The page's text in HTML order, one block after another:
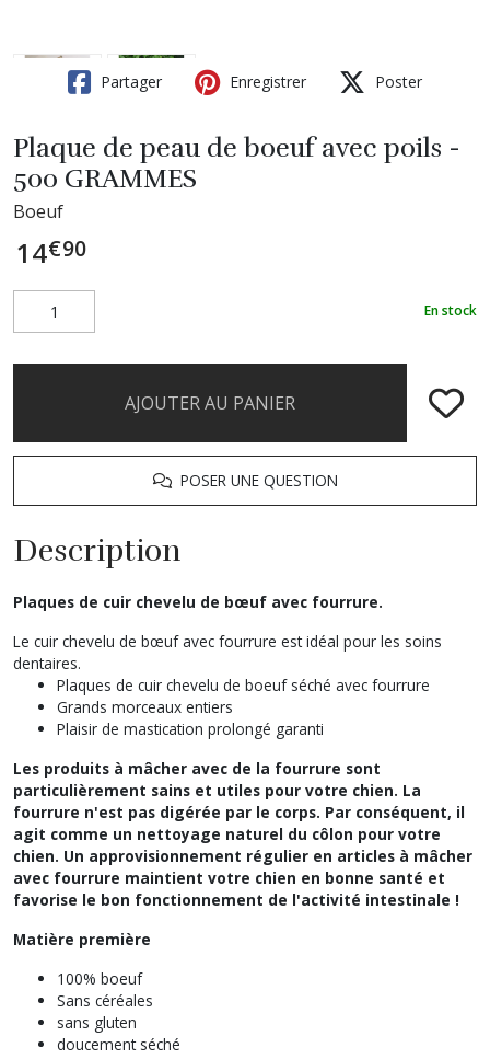
Partager Enregistrer Poster
Plaque de peau de boeuf avec poils -
500 GRAMMES
Boeuf
14€90
En stock
AJOUTER AU PANIER
POSER UNE QUESTION
Description
Plaques de cuir chevelu de bœuf avec fourrure.
Le cuir chevelu de bœuf avec fourrure est idéal pour les soins
dentaires.
Plaques de cuir chevelu de boeuf séché avec fourrure
Grands morceaux entiers
Plaisir de mastication prolongé garanti
Les produits à mâcher avec de la fourrure sont
particulièrement sains et utiles pour votre chien. La
fourrure n'est pas digérée par le corps. Par conséquent, il
agit comme un nettoyage naturel du côlon pour votre
chien. Un approvisionnement régulier en articles à mâcher
avec fourrure maintient votre chien en bonne santé et
favorise le bon fonctionnement de l'activité intestinale !
Matière première
100% boeuf
Sans céréales
sans gluten
doucement séché